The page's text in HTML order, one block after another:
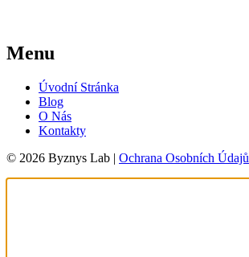
Menu
Úvodní Stránka
Blog
O Nás
Kontakty
© 2026 Byznys Lab | Ochrana Osobních Údajů